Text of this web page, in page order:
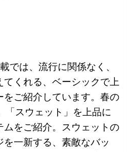
では、流行に関係なく、
くれる、ベーシックで上
ご紹介しています。春の
「スウェット」を上品に
をご紹介。スウェットの
一新する、素敵なバッ